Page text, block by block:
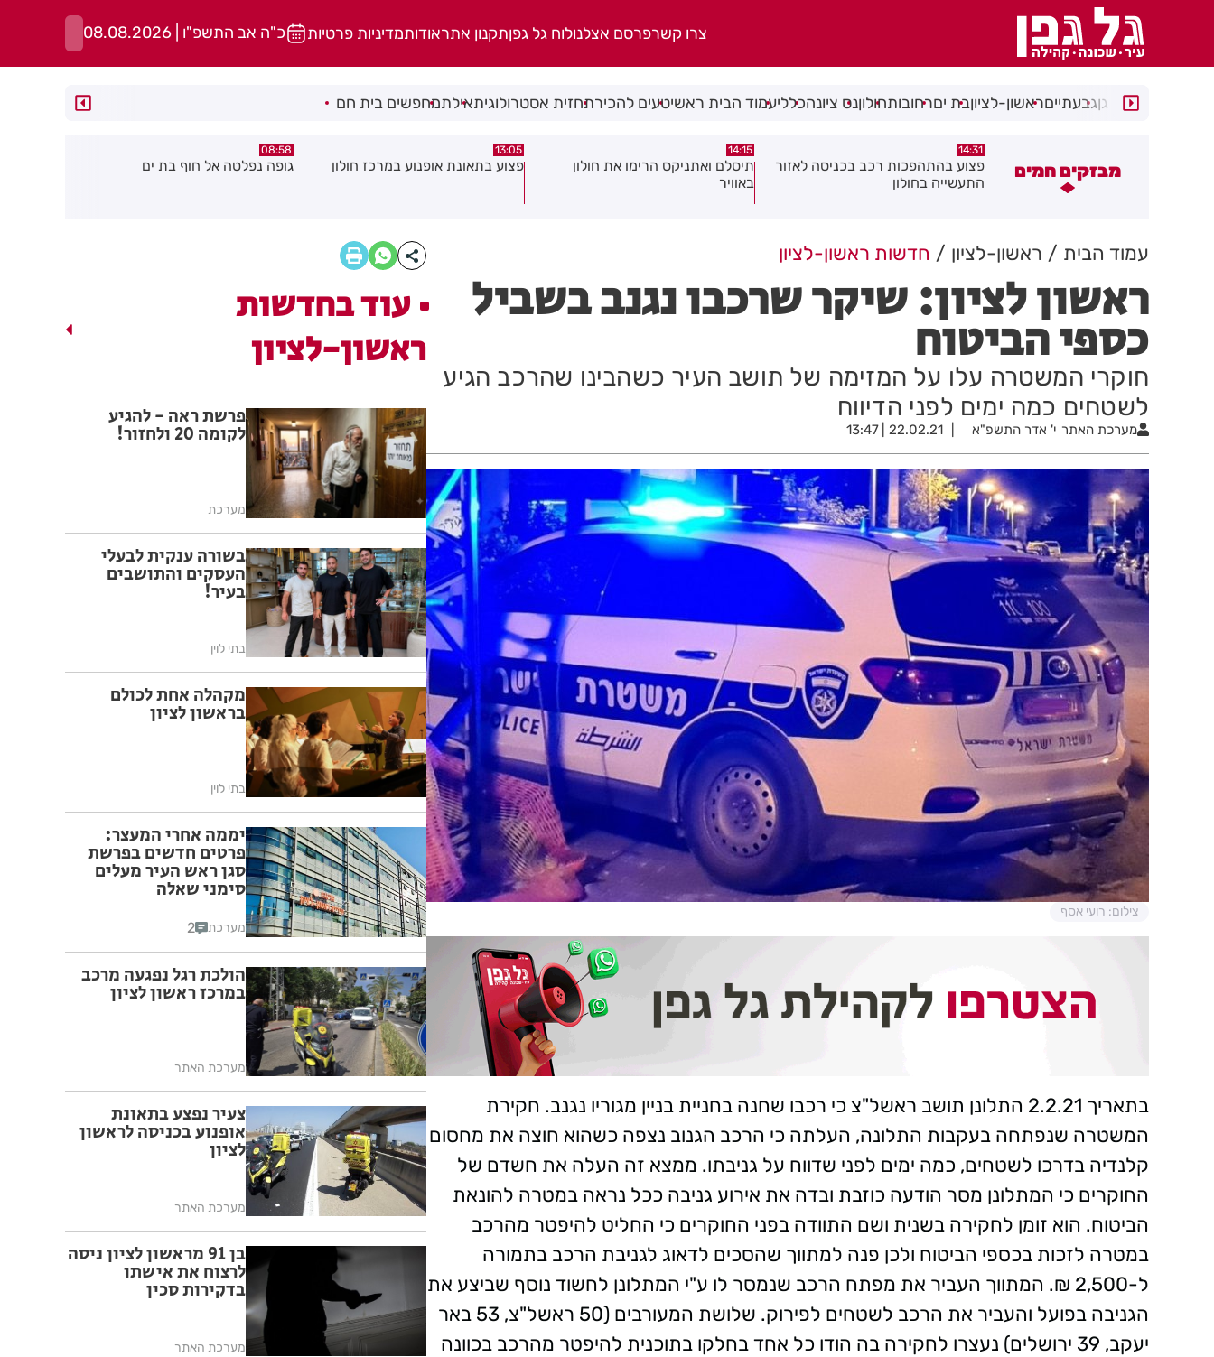
צרו קשרפרסם אצלנולוח גל גפןתקנון אתראודותמדיניות פרטיות כ"ה אב התשפ"ו | 08.08.2026
רמת גןגבעתייםראשון-לציוןבת יםרחובותחולוןנס ציונהכלליעמוד הבית ראשיטעים להכירתחזית אסטרולוגיתאילתמחפשים בית חם
מבזקים חמים
פצוע בהתהפכות רכב בכניסה לאזור
14:15
תיסלם ואתניקס הרימו את חולון
באוויר
13:05
פצוע בתאונת אופנוע במרכז חולון
08:58
גופה נפלטה אל חוף בת ים
08:29
חשד להצתה בשלושה מוקדים ברמת
עמוד הבית ראשון-לציון חדשות ראשון-לציון
ראשון לציון: שיקר שרכבו נגנב בשביל
כספי הביטוח
חוקרי המשטרה עלו על המזימה של תושב העיר כשהבינו שהרכב הגיע
לשטחים כמה ימים לפני הדיווח
מערכת האתר י' אדר התשפ"א 22.02.21 | 13:47
צילום: רועי אסף
בתאריך 2.2.21 התלונן תושב ראשל"צ כי רכבו שחנה בחניית בניין מגוריו נגנב. חקירת
המשטרה שנפתחה בעקבות התלונה, העלתה כי הרכב הגנוב נצפה כשהוא חוצה את מחסום
קלנדיה בדרכו לשטחים, כמה ימים לפני שדווח על גניבתו. ממצא זה העלה את חשדם של
החוקרים כי המתלונן מסר הודעה כוזבת ובדה את אירוע גניבה ככל נראה במטרה להונאת
הביטוח. הוא זומן לחקירה בשנית ושם התוודה בפני החוקרים כי החליט להיפטר מהרכב
במטרה לזכות בכספי הביטוח ולכן פנה למתווך שהסכים לדאוג לגניבת הרכב בתמורה
ל-2,500 ₪. המתווך העביר את מפתח הרכב שנמסר לו ע"י המתלונן לחשוד נוסף שביצע את
הגניבה בפועל והעביר את הרכב לשטחים לפירוק. שלושת המעורבים (50 ראשל"צ, 53 באר
יעקב, 39 ירושלים) נעצרו לחקירה בה הודו כל אחד בחלקו בתוכנית להיפטר מהרכב בכוונה
עוד בחדשות
ראשון-לציון
פרשת ראה - להגיע
לקומה 20 ולחזור!
מערכת
בשורה ענקית לבעלי
העסקים והתושבים
בעיר!
בתי לוין
מקהלה אחת לכולם
בראשון לציון
בתי לוין
יממה אחרי המעצר:
פרטים חדשים בפרשת
סגן ראש העיר מעלים
סימני שאלה
מערכת 2
הולכת רגל נפגעה מרכב
במרכז ראשון לציון
מערכת האתר
צעיר נפצע בתאונת
אופנוע בכניסה לראשון
לציון
מערכת האתר
בן 91 מראשון לציון ניסה
לרצוח את אישתו
בדקירות סכין
מערכת האתר